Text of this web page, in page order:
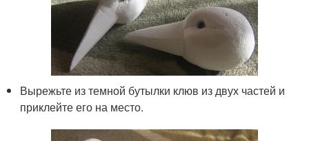
Вырежьте из темной бутылки клюв из двух частей и
приклейте его на место.